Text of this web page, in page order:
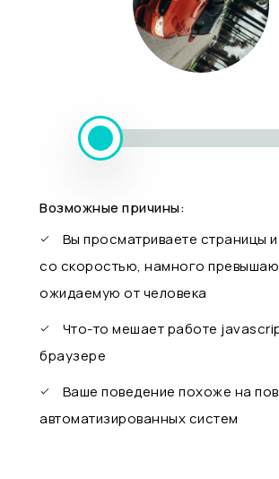
Возможные причины:
Вы просматриваете страницы и
со скоростью, намного
ожидаемую от человека
Что-то мешает работе
браузере
Ваше поведение похоже на
автоматизированных систем